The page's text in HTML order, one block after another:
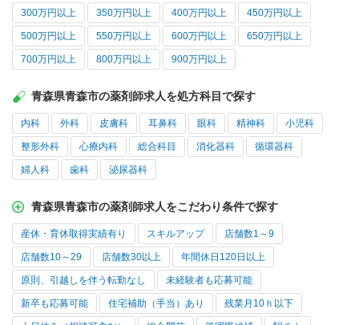
300万円以上 350万円以上 400万円以上 450万円以上
500万円以上 550万円以上 600万円以上 650万円以上
700万円以上 800万円以上 900万円以上
青森県青森市の薬剤師求人を処方科目で探す
内科 外科 皮膚科 耳鼻科 眼科 精神科 小児科
整形外科 心療内科 総合科目 消化器科 循環器科
婦人科 歯科 泌尿器科
青森県青森市の薬剤師求人をこだわり条件で探す
産休・育休取得実績有り スキルアップ 店舗数1～9
店舗数10～29 店舗数30以上 年間休日120日以上
原則、引越しを伴う転勤なし 未経験者も応募可能
新卒も応募可能 住宅補助（手当）あり 残業月10ｈ以下